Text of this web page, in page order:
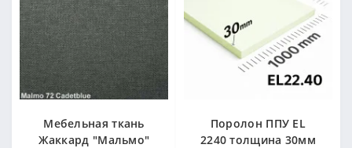
Мебельная ткань
Жаккард "Мальмо"
Поролон ППУ EL
2240 толщина 30мм